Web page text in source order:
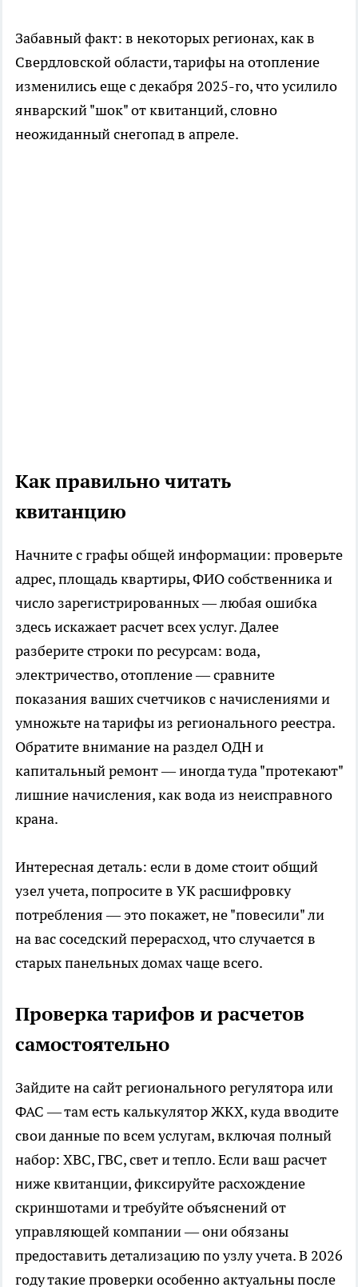
Забавный факт: в некоторых регионах, как в
Свердловской области, тарифы на отопление
изменились еще с декабря 2025-го, что усилило
январский "шок" от квитанций, словно
неожиданный снегопад в апреле.
Как правильно читать
квитанцию
Начните с графы общей информации: проверьте
адрес, площадь квартиры, ФИО собственника и
число зарегистрированных — любая ошибка
здесь искажает расчет всех услуг. Далее
разберите строки по ресурсам: вода,
электричество, отопление — сравните
показания ваших счетчиков с начислениями и
умножьте на тарифы из регионального реестра.
Обратите внимание на раздел ОДН и
капитальный ремонт — иногда туда "протекают"
лишние начисления, как вода из неисправного
крана.
Интересная деталь: если в доме стоит общий
узел учета, попросите в УК расшифровку
потребления — это покажет, не "повесили" ли
на вас соседский перерасход, что случается в
старых панельных домах чаще всего.
Проверка тарифов и расчетов
самостоятельно
Зайдите на сайт регионального регулятора или
ФАС — там есть калькулятор ЖКХ, куда вводите
свои данные по всем услугам, включая полный
набор: ХВС, ГВС, свет и тепло. Если ваш расчет
ниже квитанции, фиксируйте расхождение
скриншотами и требуйте объяснений от
управляющей компании — они обязаны
предоставить детализацию по узлу учета. В 2026
году такие проверки особенно актуальны после